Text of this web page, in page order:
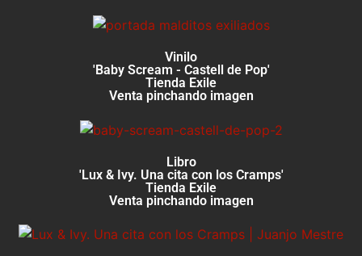
Vinilo
'Baby Scream - Castell de Pop'
Tienda Exile
Venta pinchando imagen
Libro
'Lux & Ivy. Una cita con los Cramps'
Tienda Exile
Venta pinchando imagen